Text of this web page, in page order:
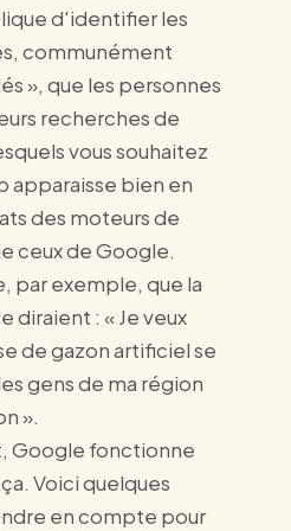
d'identifier les
communément
», que les personnes
recherches de
vous souhaitez
apparaisse bien en
des moteurs de
ceux de Google.
par exemple, que la
diraient : « Je veux
de gazon artificiel se
gens de ma région
».
Google fonctionne
Voici quelques
en compte pour